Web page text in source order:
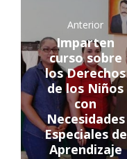
Anterior
Imparten
curso sobre
los Derechos
de los Niños
con
Necesidades
Especiales de
Aprendizaje